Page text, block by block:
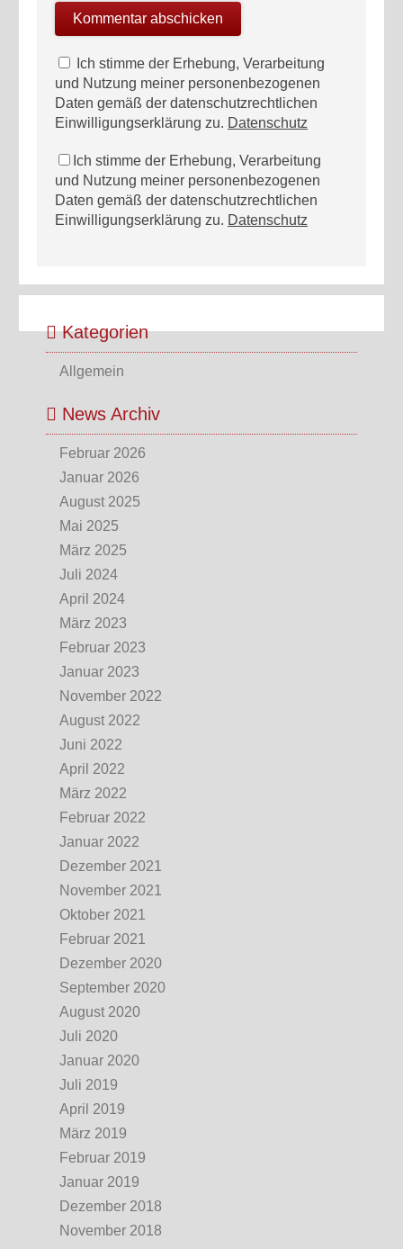
Ich stimme der Erhebung, Verarbeitung
und Nutzung meiner personenbezogenen
Daten gemäß der datenschutzrechtlichen
Einwilligungserklärung zu. Datenschutz
Ich stimme der Erhebung, Verarbeitung
und Nutzung meiner personenbezogenen
Daten gemäß der datenschutzrechtlichen
Einwilligungserklärung zu. Datenschutz
Kategorien
Allgemein
News Archiv
Februar 2026
Januar 2026
August 2025
Mai 2025
März 2025
Juli 2024
April 2024
März 2023
Februar 2023
Januar 2023
November 2022
August 2022
Juni 2022
April 2022
März 2022
Februar 2022
Januar 2022
Dezember 2021
November 2021
Oktober 2021
Februar 2021
Dezember 2020
September 2020
August 2020
Juli 2020
Januar 2020
Juli 2019
April 2019
März 2019
Februar 2019
Januar 2019
Dezember 2018
November 2018